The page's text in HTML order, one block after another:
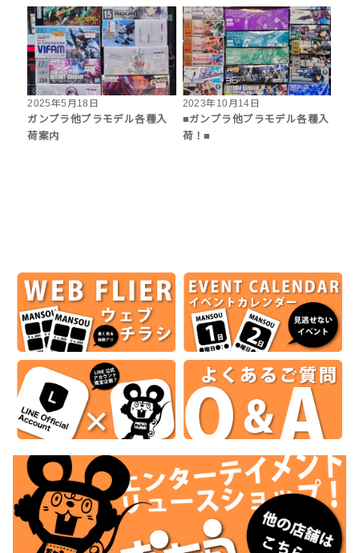
2025年5月18日
ガンプラ他プラモデル各種入
荷案内
2023年10月14日
■ガンプラ他プラモデル各種入
荷！■